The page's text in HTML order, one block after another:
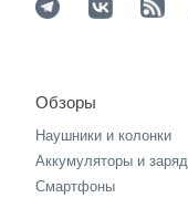
Обзоры
Наушники и колонки
Аккумуляторы и
Смартфоны